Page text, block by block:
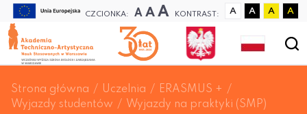
CZCIONKA: A A A KONTRAST: A A A A
Strona główna Uczelnia
ERASMUS +
Wyjazdy studentów
Wyjazdy na praktyki (SMP)